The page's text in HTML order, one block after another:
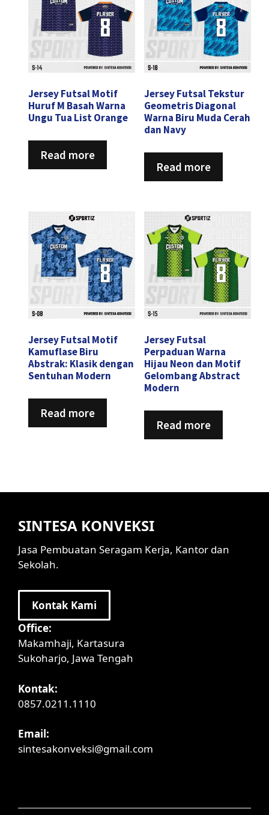
Jersey Futsal Motif
Huruf M Basah Warna
Ungu Tua List Orange
Read more
Jersey Futsal Tekstur
Geometris Diagonal
Warna Biru Muda Cerah
dan Navy
Read more
Jersey Futsal Motif
Kamuflase Biru
Abstrak: Klasik dengan
Sentuhan Modern
Read more
Jersey Futsal
Perpaduan Warna
Hijau Neon dan Motif
Gelombang Abstract
Modern
Read more
SINTESA KONVEKSI
Jasa Pembuatan Seragam Kerja, Kantor dan
Sekolah.
Kontak Kami
Office:
Makamhaji, Kartasura
Sukoharjo, Jawa Tengah
Kontak:
0857.0211.1110
Email:
sintesakonveksi@gmail.com